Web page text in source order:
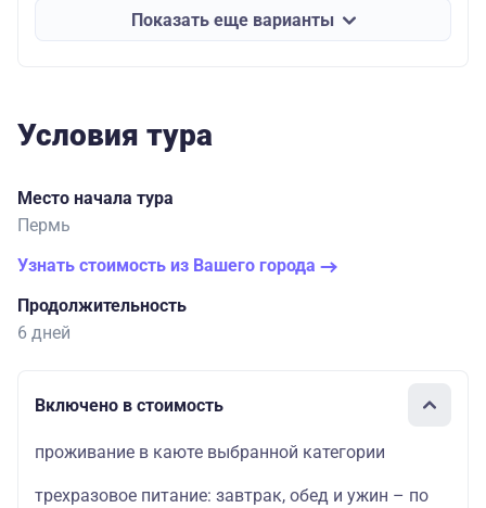
Показать еще варианты
Условия тура
Место начала тура
Пермь
Узнать стоимость из Вашего города
Продолжительность
6 дней
Включено в стоимость
проживание в каюте выбранной категории
трехразовое питание: завтрак, обед и ужин – по